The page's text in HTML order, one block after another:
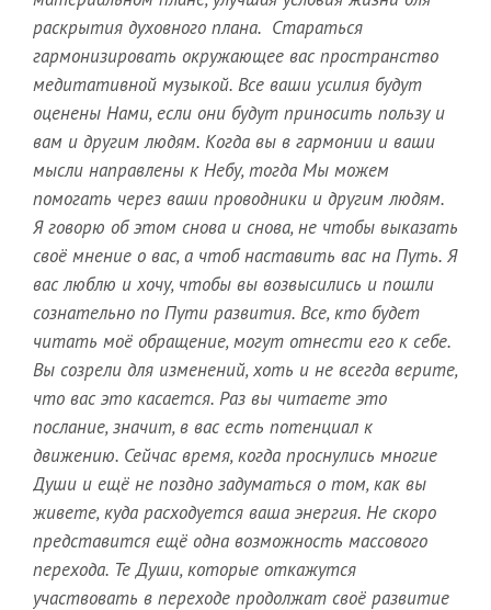
раскрытия духовного плана. Стараться
гармонизировать окружающее вас пространство
медитативной музыкой. Все ваши усилия будут
оценены Нами, если они будут приносить пользу и
вам и другим людям. Когда вы в гармонии и ваши
мысли направлены к Небу, тогда Мы можем
помогать через ваши проводники и другим людям.
Я говорю об этом снова и снова, не чтобы выказать
своё мнение о вас, а чтоб наставить вас на Путь. Я
вас люблю и хочу, чтобы вы возвысились и пошли
сознательно по Пути развития. Все, кто будет
читать моё обращение, могут отнести его к себе.
Вы созрели для изменений, хоть и не всегда верите,
что вас это касается. Раз вы читаете это
послание, значит, в вас есть потенциал к
движению. Сейчас время, когда проснулись многие
Души и ещё не поздно задуматься о том, как вы
живете, куда расходуется ваша энергия. Не скоро
представится ещё одна возможность массового
перехода. Те Души, которые откажутся
участвовать в переходе продолжат своё развитие